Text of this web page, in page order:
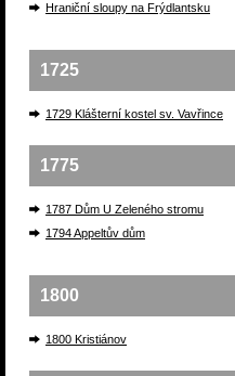
Hraniční sloupy na Frýdlantsku
1725
1729 Klášterní kostel sv. Vavřince
1775
1787 Dům U Zeleného stromu
1794 Appeltův dům
1800
1800 Kristiánov